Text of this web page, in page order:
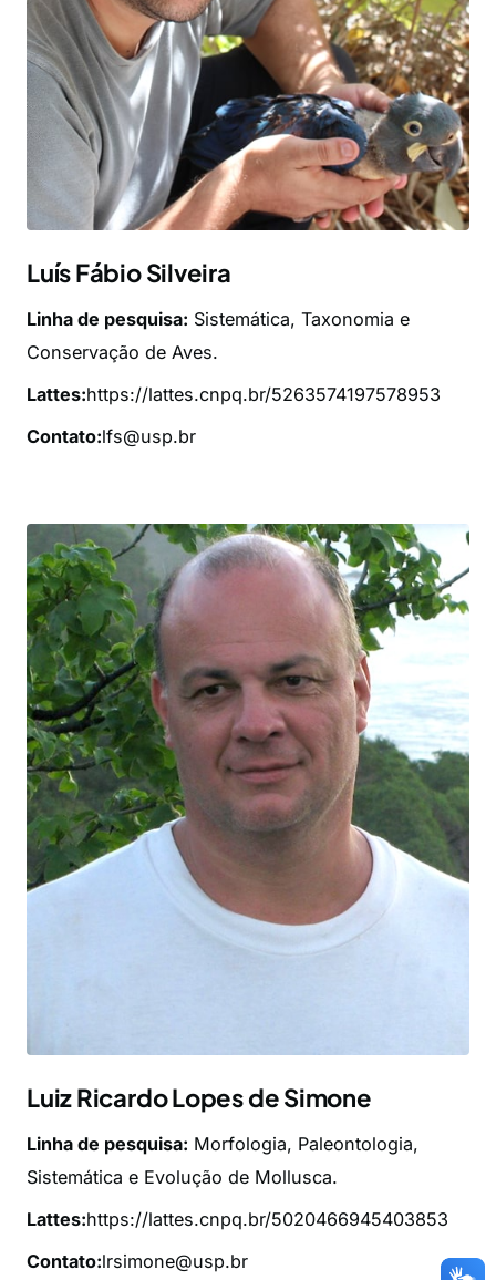
Luís Fábio Silveira
Linha de pesquisa: Sistemática, Taxonomia e
Conservação de Aves.
Lattes:https://lattes.cnpq.br/5263574197578953
Contato:lfs@usp.br
Luiz Ricardo Lopes de Simone
Linha de pesquisa: Morfologia, Paleontologia,
Sistemática e Evolução de Mollusca.
Lattes:https://lattes.cnpq.br/5020466945403853
Contato:lrsimone@usp.br